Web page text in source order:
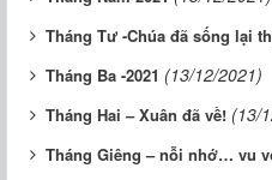
Tháng Tư -Chúa đã sống lại
Tháng Ba -2021 (13/12/2021)
Tháng Hai – Xuân đã về! (13/
Tháng Giêng – nỗi nhớ… vu